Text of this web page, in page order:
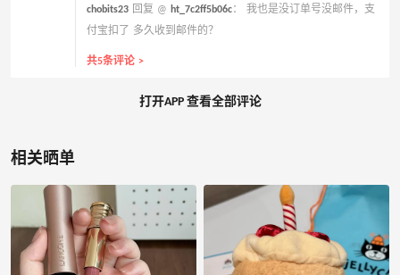
chobits23 回复 @ ht_7c2ff5b06c： 我也是没订单号没邮件，支
付宝扣了 多久收到邮件的？
共5条评论 >
打开APP 查看全部评论
相关晒单